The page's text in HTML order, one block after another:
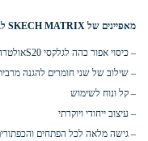
מאפיינים של SKECH MATRIX לגלקסי S20 ultra:
– כיסוי אפור כהה לגלקסי S20אולטרה
– שילוב של שני חומרים להגנה
– קל ונוח לשימוש
– עיצוב ייחודי ויוקרתי
– גישה מלאה לכל הפתחים